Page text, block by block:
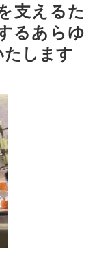
支えるた
るあらゆ
たします